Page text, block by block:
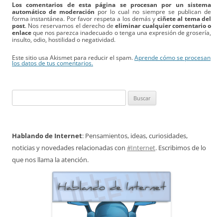
Los comentarios de esta página se procesan por un sistema
automático de moderación por lo cual no siempre se publican de
forma instantánea. Por favor respeta a los demás y ciñete al tema del
post. Nos reservamos el derecho deeliminar cualquier comentario o
enlace que nos parezca inadecuado o tenga una expresión de grosería,
insulto, odio, hostilidad o negatividad.
Este sitio usa Akismet para reducir el spam. Aprende cómo se procesan
los datos de tus comentarios.
Hablando de Internet: Pensamientos, ideas, curiosidades,
noticias y novedades relacionadas con #Internet. Escribimos de lo
que nos llama la atención.